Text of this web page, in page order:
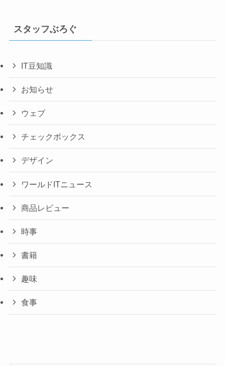
スタッフぶろぐ
IT豆知識
お知らせ
ウェブ
チェックボックス
デザイン
ワールドITニュース
商品レビュー
時事
書籍
趣味
食事